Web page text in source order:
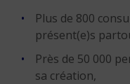
Plus de 800
présent(e)s
Près de 50 000
sa création,